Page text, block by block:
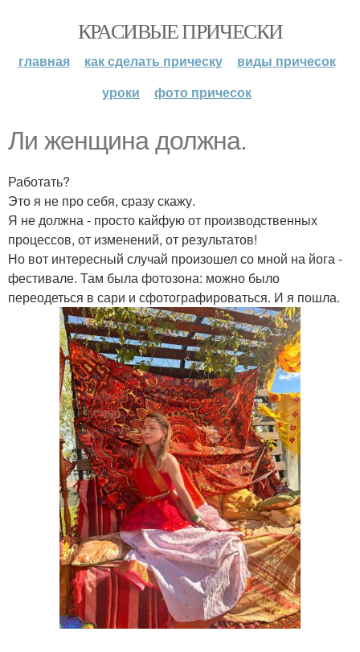
КРАСИВЫЕ ПРИЧЕСКИ
главная как сделать прическу
виды причесок
уроки
фото причесок
Ли женщина должна.
Работать?
Это я не про себя, сразу скажу.
Я не должна - просто кайфую от производственных
процессов, от изменений, от результатов!
Но вот интересный случай произошел со мной на йога -
фестивале. Там была фотозона: можно было
переодеться в сари и сфотографироваться. И я пошла.